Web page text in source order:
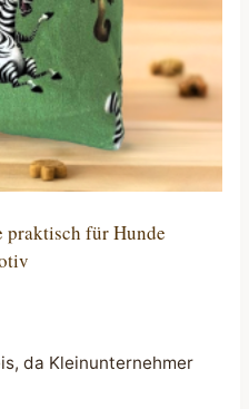
praktisch für Hunde
da Kleinunternehmer